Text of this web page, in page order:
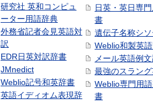
研究社 英和コンピュ
ーター用語辞典
外務省記者会見英語対
訳
EDR日英対訳辞書
JMnedict
Weblio記号和英辞書
英語イディオム表現辞
日英・英日専
書
遺伝子名称シ
Weblio和製英
メール英語例
最強のスラン
Weblio専門用
書